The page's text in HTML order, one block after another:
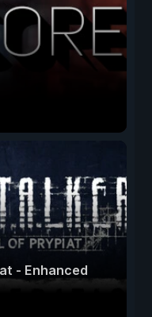
- Enhanced